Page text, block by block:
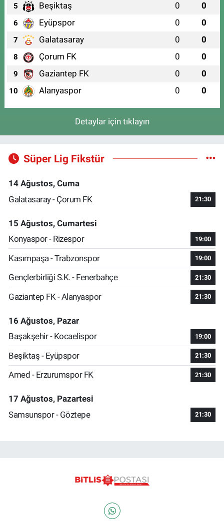
5 Beşiktaş 0 0
6 Eyüpspor 0 0
7 Galatasaray 0 0
8 Çorum FK 0 0
9 Gaziantep FK 0 0
10 Alanyaspor 0 0
Detaylar için tıklayın
Süper Lig Fikstür
14 Ağustos, Cuma
Galatasaray - Çorum FK
21:30
15 Ağustos, Cumartesi
Konyaspor - Rizespor
19:00
Kasımpaşa - Trabzonspor 19:00
Gençlerbirliği S.K. - Fenerbahçe 21:30
Gaziantep FK - Alanyaspor 21:30
16 Ağustos, Pazar
Başakşehir - Kocaelispor
19:00
Beşiktaş - Eyüpspor 21:30
Amed - Erzurumspor FK 21:30
17 Ağustos, Pazartesi
Samsunspor - Göztepe
21:30